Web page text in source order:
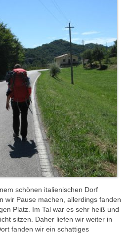
schönen italienischen Dorf
wir Pause machen, allerdings fanden
Platz. Im Tal war es sehr heiß und
sitzen. Daher liefen wir weiter in
fanden wir ein schattiges